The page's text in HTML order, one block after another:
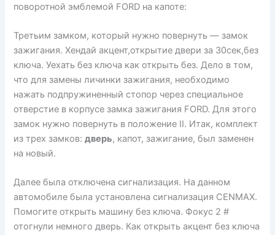
поворотной эмблемой FORD на капоте:
Третьим замком, который нужно повернуть — замок
зажигания. Хендай акцент,открытие двери за 30сек,без
ключа. Уехать без ключа как открыть без. Дело в том,
что для замены личинки зажигания, необходимо
нажать подпружиненный стопор через специальное
отверстие в корпусе замка зажигания FORD. Для этого
замок нужно повернуть в положение II. Итак, комплект
из трех замков:дверь, капот, зажигание, был заменен
на новый.
Далее была отключена сигнализация. На данном
автомобиле была установлена сигнализация CENMAX.
Помогите открыть машину без ключа. Фокус 2 #
отогнули немного дверь. Как открыть акцент без ключа